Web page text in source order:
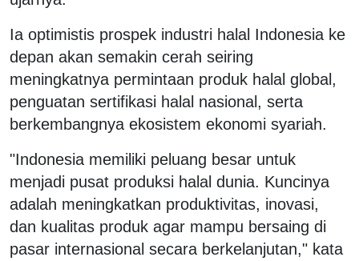
Ia optimistis prospek industri halal Indonesia ke
depan akan semakin cerah seiring
meningkatnya permintaan produk halal global,
penguatan sertifikasi halal nasional, serta
berkembangnya ekosistem ekonomi syariah.
"Indonesia memiliki peluang besar untuk
menjadi pusat produksi halal dunia. Kuncinya
adalah meningkatkan produktivitas, inovasi,
dan kualitas produk agar mampu bersaing di
pasar internasional secara berkelanjutan," kata